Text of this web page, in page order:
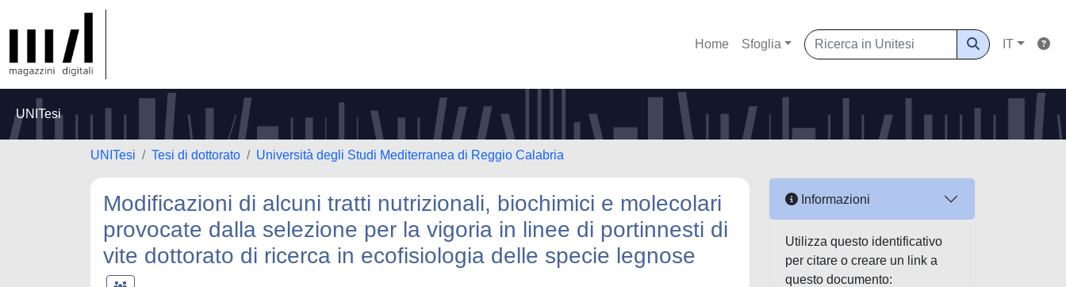
Home Sfoglia IT
UNITesi
UNITesi Tesi di dottorato Università degli Studi Mediterranea di Reggio Calabria
Modificazioni di alcuni tratti nutrizionali, biochimici e molecolari
provocate dalla selezione per la vigoria in linee di portinnesti di
vite dottorato di ricerca in ecofisiologia delle specie legnose
Informazioni
Utilizza questo identificativo
per citare o creare un link a
questo documento: